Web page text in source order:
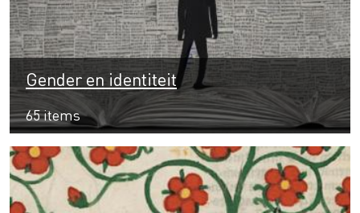
Gender en identiteit
65 items